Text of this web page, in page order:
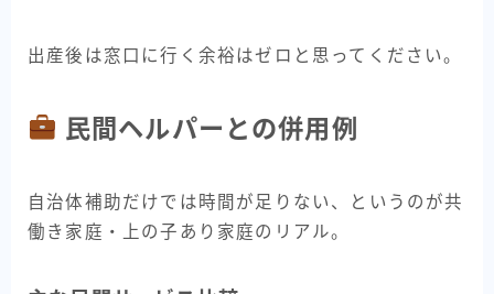
出産後は窓口に行く余裕はゼロと思ってください。
民間ヘルパーとの併用例
自治体補助だけでは時間が足りない、というのが共
働き家庭・上の子あり家庭のリアル。